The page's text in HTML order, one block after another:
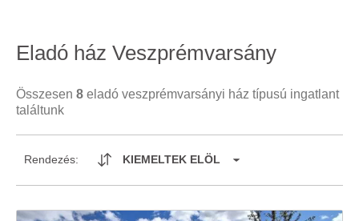
Eladó ház Veszprémvarsány
Összesen 8 eladó veszprémvarsányi ház típusú ingatlant
találtunk
Rendezés: KIEMELTEK ELÖL